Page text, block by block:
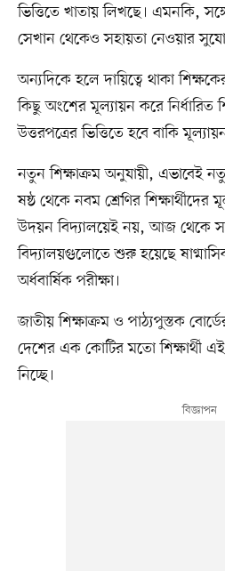
ভিত্তিতে খাতায় লিখছে। এমনকি,
সেখান থেকেও সহায়তা নেওয়ার
অন্যদিকে হলে দায়িত্বে থাকা
কিছু অংশের মূল্যায়ন করে নির্ধারিত
উত্তরপত্রের ভিত্তিতে হবে বাকি
নতুন শিক্ষাক্রম অনুযায়ী, এভাবেই
ষষ্ঠ থেকে নবম শ্রেণির
উদয়ন বিদ্যালয়েই নয়, আজ থেকে
বিদ্যালয়গুলোতে শুরু হয়েছে
অর্ধবার্ষিক পরীক্ষা।
জাতীয় শিক্ষাক্রম ও পাঠ্যপুস্তক
দেশের এক কোটির মতো শিক্ষার্থী
নিচ্ছে।